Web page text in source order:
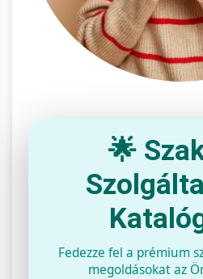
🌟
Fedezze fel a prémium
megoldásokat az